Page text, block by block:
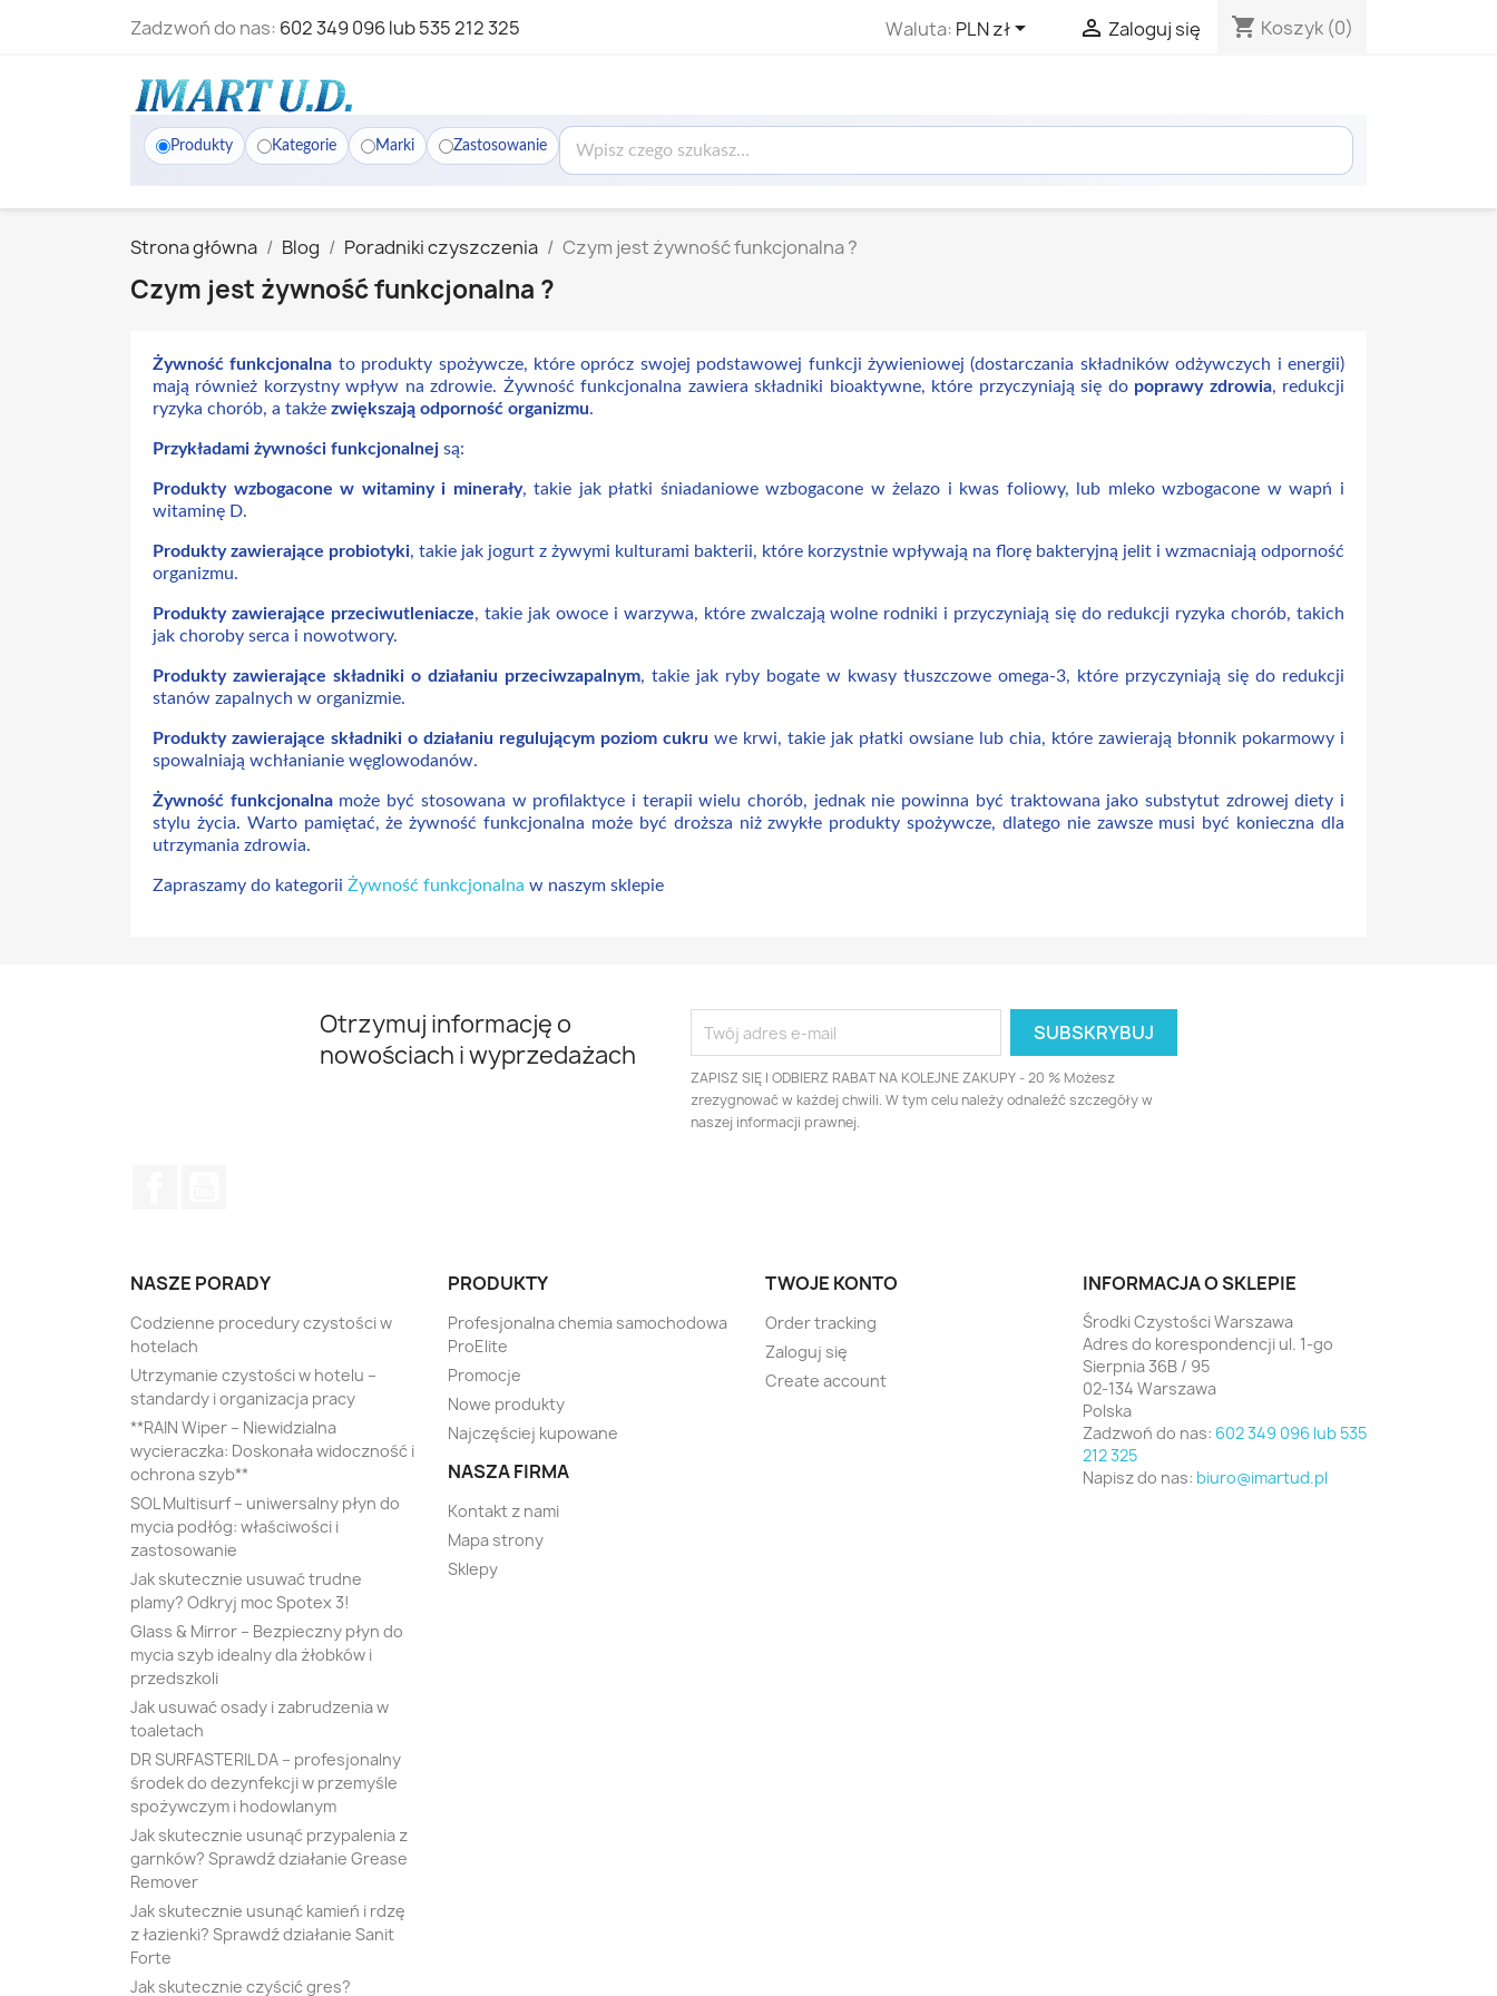
Zadzwoń do nas: 602 349 096 lub 535 212 325 Waluta: PLN zł  Zaloguj się shopping_cart Koszyk (0)
Produkty Kategorie Marki Zastosowanie
Strona główna Blog Poradniki czyszczenia Czym jest żywność funkcjonalna ?
Czym jest żywność funkcjonalna ?
Żywność funkcjonalna to produkty spożywcze, które oprócz swojej podstawowej funkcji żywieniowej (dostarczania składników odżywczych i energii)
mają również korzystny wpływ na zdrowie. Żywność funkcjonalna zawiera składniki bioaktywne, które przyczyniają się do poprawy zdrowia, redukcji
ryzyka chorób, a także zwiększają odporność organizmu.
Przykładami żywności funkcjonalnej są:
Produkty wzbogacone w witaminy i minerały, takie jak płatki śniadaniowe wzbogacone w żelazo i kwas foliowy, lub mleko wzbogacone w wapń i
witaminę D.
Produkty zawierające probiotyki, takie jak jogurt z żywymi kulturami bakterii, które korzystnie wpływają na florę bakteryjną jelit i wzmacniają odporność
organizmu.
Produkty zawierające przeciwutleniacze, takie jak owoce i warzywa, które zwalczają wolne rodniki i przyczyniają się do redukcji ryzyka chorób, takich
jak choroby serca i nowotwory.
Produkty zawierające składniki o działaniu przeciwzapalnym, takie jak ryby bogate w kwasy tłuszczowe omega-3, które przyczyniają się do redukcji
stanów zapalnych w organizmie.
Produkty zawierające składniki o działaniu regulującym poziom cukru we krwi, takie jak płatki owsiane lub chia, które zawierają błonnik pokarmowy i
spowalniają wchłanianie węglowodanów.
Żywność funkcjonalnamoże być stosowana w profilaktyce i terapii wielu chorób, jednak nie powinna być traktowana jako substytut zdrowej diety i
stylu życia. Warto pamiętać, że żywność funkcjonalna może być droższa niż zwykłe produkty spożywcze, dlatego nie zawsze musi być konieczna dla
utrzymania zdrowia.
Zapraszamy do kategorii Żywność funkcjonalna w naszym sklepie
Otrzymuj informację o
nowościach i wyprzedażach
ZAPISZ SIĘ I ODBIERZ RABAT NA KOLEJNE ZAKUPY - 20 % Możesz
zrezygnować w każdej chwili. W tym celu należy odnaleźć szczegóły w
naszej informacji prawnej.
NASZE PORADY
Codzienne procedury czystości w
hotelach
Utrzymanie czystości w hotelu –
standardy i organizacja pracy
**RAIN Wiper – Niewidzialna
wycieraczka: Doskonała widoczność i
ochrona szyb**
SOL Multisurf – uniwersalny płyn do
mycia podłóg: właściwości i
zastosowanie
Jak skutecznie usuwać trudne
plamy? Odkryj moc Spotex 3!
Glass & Mirror – Bezpieczny płyn do
mycia szyb idealny dla żłobków i
przedszkoli
Jak usuwać osady i zabrudzenia w
toaletach
DR SURFASTERIL DA – profesjonalny
środek do dezynfekcji w przemyśle
spożywczym i hodowlanym
Jak skutecznie usunąć przypalenia z
garnków? Sprawdź działanie Grease
Remover
Jak skutecznie usunąć kamień i rdzę
z łazienki? Sprawdź działanie Sanit
Forte
Jak skutecznie czyścić gres?
PRODUKTY
Profesjonalna chemia samochodowa
ProElite
Promocje
Nowe produkty
Najczęściej kupowane
NASZA FIRMA
Kontakt z nami
Mapa strony
Sklepy
TWOJE KONTO
Order tracking
Zaloguj się
Create account
INFORMACJA O SKLEPIE
Środki Czystości Warszawa
Adres do korespondencji ul. 1-go
Sierpnia 36B / 95
02-134 Warszawa
Polska
Zadzwoń do nas: 602 349 096 lub 535
212 325
Napisz do nas: biuro@imartud.pl